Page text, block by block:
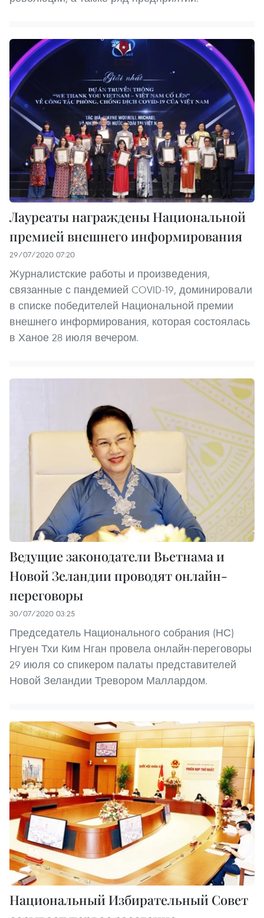
Лауреаты награждены Национальной
премией внешнего информирования
29/07/2020 07:20
Журналистские работы и произведения,
связанные с пандемией COVID-19, доминировали
в списке победителей Национальной премии
внешнего информирования, которая состоялась
в Ханое 28 июля вечером.
Ведущие законодатели Вьетнама и
Новой Зеландии проводят онлайн-
переговоры
30/07/2020 03:25
Председатель Национального собрания (НС)
Нгуен Тхи Ким Нган провела онлайн-переговоры
29 июля со спикером палаты представителей
Новой Зеландии Тревором Маллардом.
Национальный Избирательный Совет